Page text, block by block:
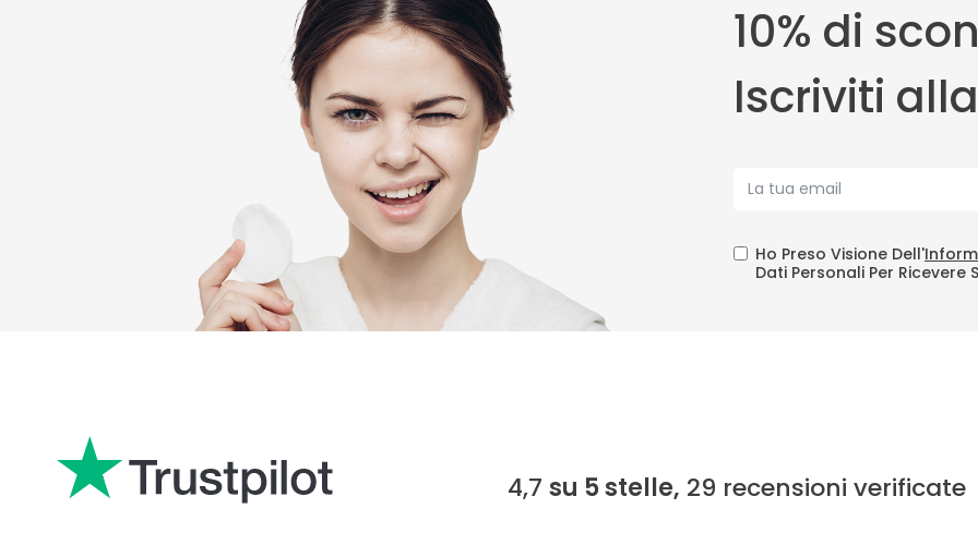
10% di
Iscriviti
Ho Preso Visione Dell'
Dati Personali Per Ricevere
4,7 su 5 stelle, 29 recensioni verificate